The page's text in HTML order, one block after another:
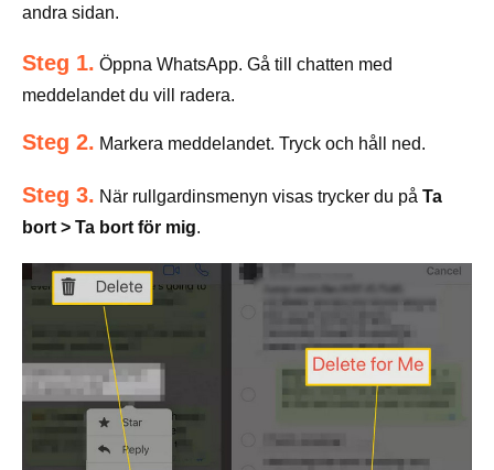
andra sidan.
Steg 1. Öppna WhatsApp. Gå till chatten med
meddelandet du vill radera.
Steg 2. Markera meddelandet. Tryck och håll ned.
Steg 3. När rullgardinsmenyn visas trycker du på Ta
bort > Ta bort för mig.